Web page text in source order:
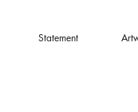
Statement